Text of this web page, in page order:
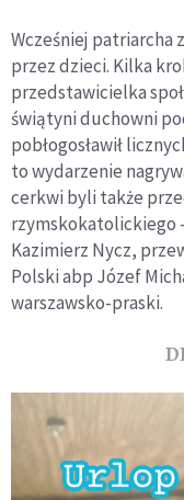
Wcześniej patriarcha
przez dzieci. Kilka
przedstawicielka
świątyni duchowni
pobłogosławił
to wydarzenie
cerkwi byli także
rzymskokatolickiego
Kazimierz Nycz,
Polski abp Józef
warszawsko-praski.